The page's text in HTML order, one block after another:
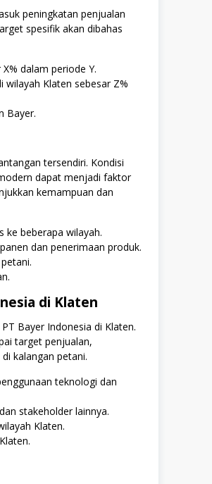
peningkatan penjualan
spesifik akan dibahas
dalam periode Y.
Klaten sebesar Z%
Bayer.
tersendiri. Kondisi
dapat menjadi faktor
kemampuan dan
ke beberapa wilayah.
dan penerimaan produk.
di Klaten
Bayer Indonesia di Klaten.
target penjualan,
kalangan petani.
teknologi dan
stakeholder lainnya.
Klaten.